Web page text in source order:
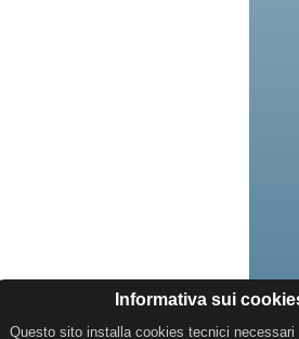
Informativa sui
Questo sito installa cookies tecnici necessari